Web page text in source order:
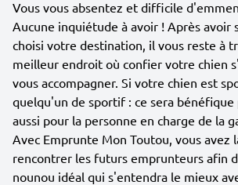
Vous vous absentez et difficile
Aucune inquiétude à avoir ! Après avoir
choisi votre destination, il vous reste à
meilleur endroit où confier votre chien
vous accompagner. Si votre chien est
quelqu'un de sportif : ce sera bénéfique
aussi pour la personne en charge de la
Avec Emprunte Mon Toutou, vous avez
rencontrer les futurs emprunteurs afin
nounou idéal qui s'entendra le mieux